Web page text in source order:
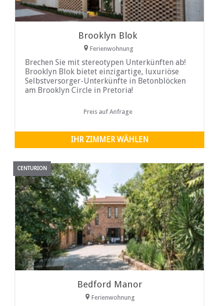
Brooklyn Blok
Ferienwohnung
Brechen Sie mit stereotypen Unterkünften ab!
Brooklyn Blok bietet einzigartige, luxuriöse
Selbstversorger-Unterkünfte in Betonblöcken
am Brooklyn Circle in Pretoria!
Preis auf Anfrage
IHR ZIMMER WÄHLEN
CENTURION
Bedford Manor
Ferienwohnung